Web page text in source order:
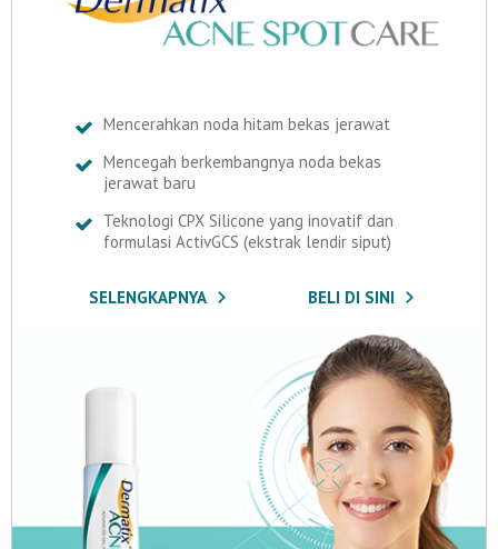
Mencerahkan noda hitam bekas jerawat
Mencegah berkembangnya noda bekas
jerawat baru
Teknologi CPX Silicone yang inovatif dan
formulasi ActivGCS (ekstrak lendir siput)
SELENGKAPNYA BELI DI SINI